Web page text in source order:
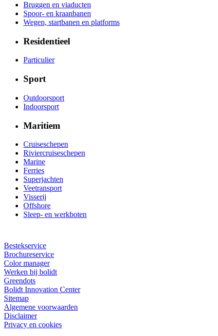
Bruggen en viaducten
Spoor- en kraanbanen
Wegen, startbanen en platforms
Residentieel
Particulier
Sport
Outdoorsport
Indoorsport
Maritiem
Cruiseschepen
Riviercruiseschepen
Marine
Ferries
Superjachten
Veetransport
Visserij
Offshore
Sleep- en werkboten
Bestekservice
Brochureservice
Color manager
Werken bij bolidt
Greendots
Bolidt Innovation Center
Sitemap
Algemene voorwaarden
Disclaimer
Privacy en cookies